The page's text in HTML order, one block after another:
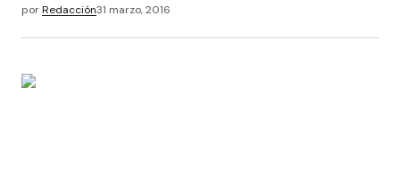
porRedacción31 marzo, 2016